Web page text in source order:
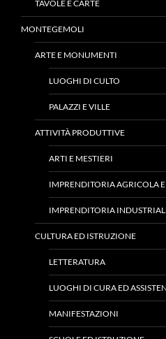
TAVOLE E CARTE
MONTEGEMOLI
ARTE E MONUMENTI
LUOGHI DI CULTO
PALAZZI E VILLE
ATTIVITÀ PRODUTTIVE
ARTI E MESTIERI
IMPRENDITORIA AGRICOLA E
IMPRENDITORIA
CULTURA ED ISTRUZIONE
LETTERATURA
LUOGHI DI CURA ED
MANIFESTAZIONI